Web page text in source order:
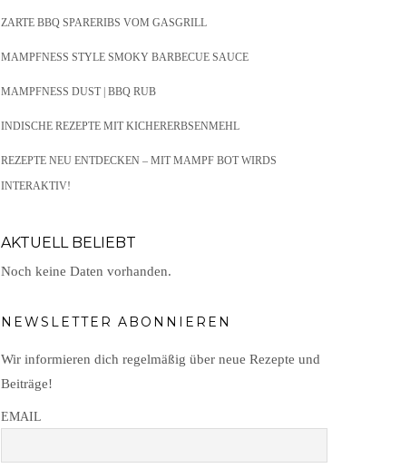
ZARTE BBQ SPARERIBS VOM GASGRILL
MAMPFNESS STYLE SMOKY BARBECUE SAUCE
MAMPFNESS DUST | BBQ RUB
INDISCHE REZEPTE MIT KICHERERBSENMEHL
REZEPTE NEU ENTDECKEN – MIT MAMPF BOT WIRDS
INTERAKTIV!
AKTUELL BELIEBT
Noch keine Daten vorhanden.
NEWSLETTER ABONNIEREN
Wir informieren dich regelmäßig über neue Rezepte und
Beiträge!
EMAIL